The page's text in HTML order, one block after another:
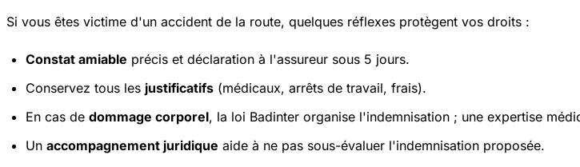
Si vous êtes victime d'un accident de la route, quelques réflexes protègent vos droits :
Constat amiable précis et déclaration à l'assureur sous 5 jours.
Conservez tous les justificatifs (médicaux, arrêts de travail, frais).
En cas de dommage corporel, la loi Badinter organise l'indemnisation ; une expertise
Un accompagnement juridique aide à ne pas sous-évaluer l'indemnisation proposée.